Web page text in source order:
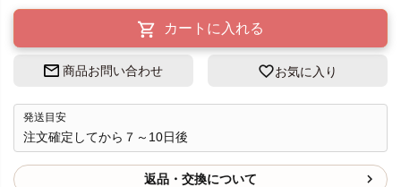
カートに入れる
商品お問い合わせ お気に入り
発送目安
注文確定してから７～10日後
返品・交換について